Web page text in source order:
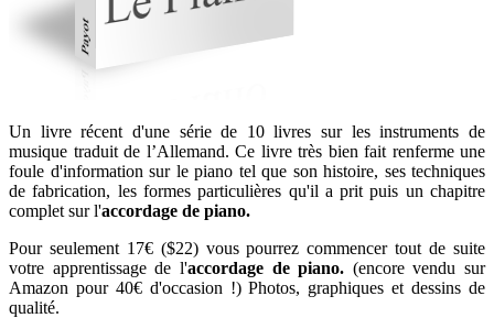
Un livre récent d'une série de 10 livres sur les instruments de
musique traduit de l’Allemand. Ce livre très bien fait renferme une
foule d'information sur le piano tel que son histoire, ses techniques
de fabrication, les formes particulières qu'il a prit puis un chapitre
complet sur l'accordage de piano.
Pour seulement 17€ ($22) vous pourrez commencer tout de suite
votre apprentissage de l'accordage de piano. (encore vendu sur
Amazon pour 40€ d'occasion !) Photos, graphiques et dessins de
qualité.